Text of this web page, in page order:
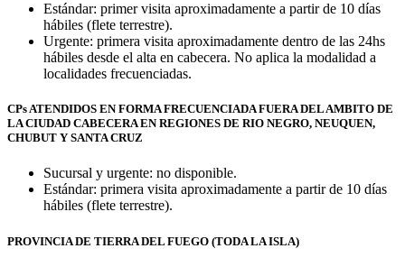
Estándar: primer visita aproximadamente a partir de 10 días
hábiles (flete terrestre).
Urgente: primera visita aproximadamente dentro de las 24hs
hábiles desde el alta en cabecera. No aplica la modalidad a
localidades frecuenciadas.
CPs ATENDIDOS EN FORMA FRECUENCIADA FUERA DEL AMBITO DE
LA CIUDAD CABECERA EN REGIONES DE RIO NEGRO, NEUQUEN,
CHUBUT Y SANTA CRUZ
Sucursal y urgente: no disponible.
Estándar: primera visita aproximadamente a partir de 10 días
hábiles (flete terrestre).
PROVINCIA DE TIERRA DEL FUEGO (TODA LA ISLA)